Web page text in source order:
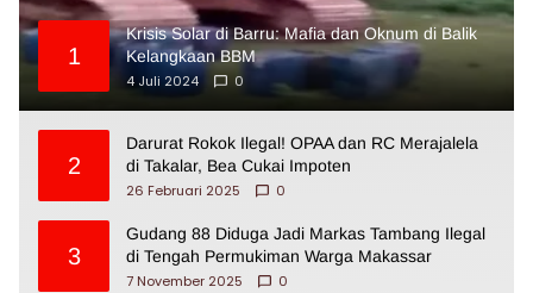
1
Krisis Solar di Barru: Mafia dan Oknum di Balik
Kelangkaan BBM
4 Juli 2024
0
2
Darurat Rokok Ilegal! OPAA dan RC Merajalela
di Takalar, Bea Cukai Impoten
26 Februari 2025
0
3
Gudang 88 Diduga Jadi Markas Tambang Ilegal
di Tengah Permukiman Warga Makassar
7 November 2025
0